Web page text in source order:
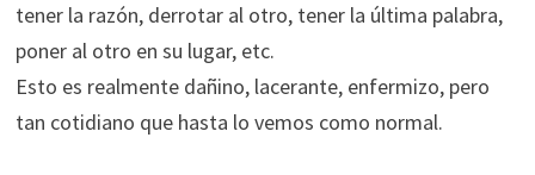
tener la razón, derrotar al otro, tener la última palabra,
poner al otro en su lugar, etc.
Esto es realmente dañino, lacerante, enfermizo, pero
tan cotidiano que hasta lo vemos como normal.